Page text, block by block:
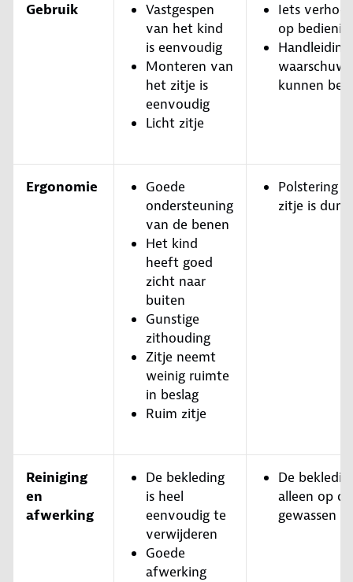
Gebruik
Vastgespen
van het kind
is eenvoudig
Monteren van
het zitje is
eenvoudig
Licht zitje
Iets
op
kunnen
Ergonomie
Goede
ondersteuning
van de benen
Het kind
heeft goed
zicht naar
buiten
Gunstige
zithouding
Zitje neemt
weinig ruimte
in beslag
Ruim zitje
Polstering
zitje is dun
Reiniging
en
afwerking
De bekleding
is heel
eenvoudig te
verwijderen
Goede
afwerking
De
alleen op
gewassen